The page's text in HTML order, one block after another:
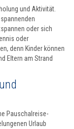
und Aktivität.
oder sich
oder
denn Kinder können
Eltern am Strand
Pauschalreise-
Urlaub